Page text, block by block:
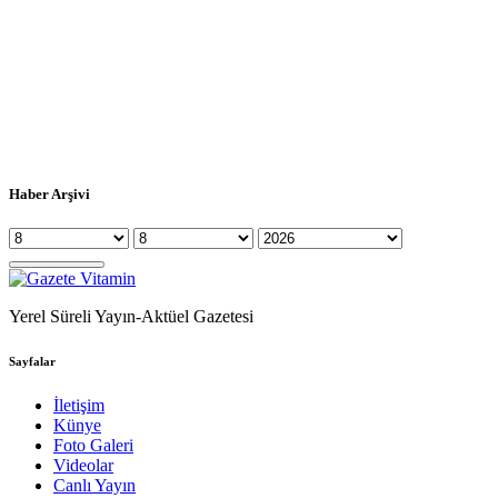
Haber Arşivi
Yerel Süreli Yayın-Aktüel Gazetesi
Sayfalar
İletişim
Künye
Foto Galeri
Videolar
Canlı Yayın